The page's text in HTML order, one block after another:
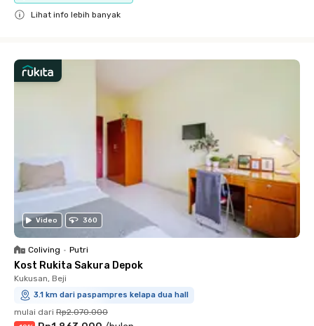
Lihat info lebih banyak
Video 360
Coliving • Putri
Kost Rukita Sakura Depok
Kukusan, Beji
3.1 km dari paspampres kelapa dua hall
mulai dari Rp2.070.000